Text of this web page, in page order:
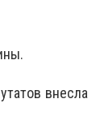
внесла